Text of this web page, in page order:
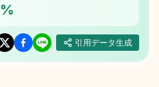
%
引用データ生成